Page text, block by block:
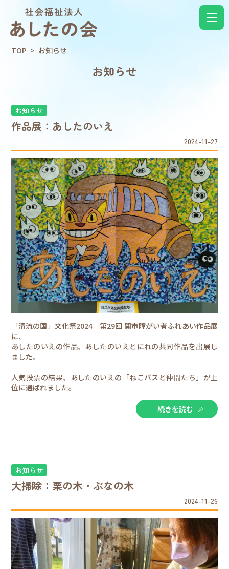
TOP > お知らせ
お知らせ
お知らせ
作品展：あしたのいえ
2024-11-27
「清流の国」文化祭2024 第29回 関市障がい者ふれあい作品展
に、
あしたのいえの作品、あしたのいえとにれの共同作品を出展し
ました。
人気投票の結果、あしたのいえの「ねこバスと仲間たち」が上
位に選ばれました。
続きを読む
お知らせ
大掃除：栗の木・ぶなの木
2024-11-26